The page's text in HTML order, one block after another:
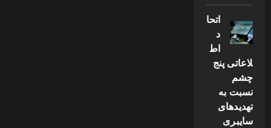
اتحا
د
اط
لاعاتی پنج
چشم
نسبت به
تهدیدهای
سایبری